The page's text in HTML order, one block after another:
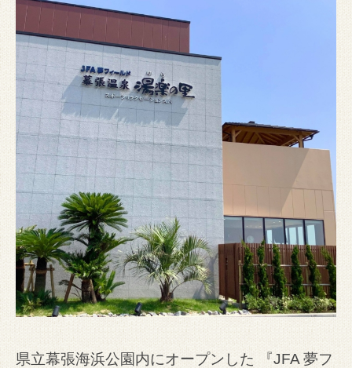
県立幕張海浜公園内にオープンした 『JFA 夢フ